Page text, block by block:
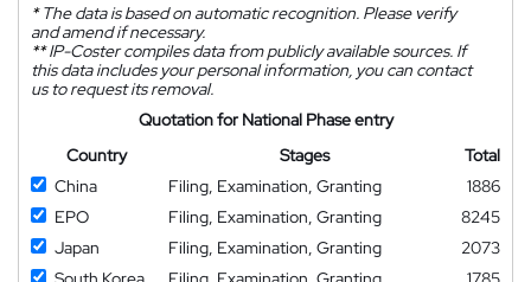
*The data is based on automatic recognition. Please verify
and amend if necessary.
**IP-Coster compiles data from publicly available sources. If
this data includes your personal information, you can contact
us to request its removal.
Quotation for National Phase entry
Country
Stages
Total
China
Filing, Examination, Granting
1886
EPO
Filing, Examination, Granting
8245
Japan
Filing, Examination, Granting
2073